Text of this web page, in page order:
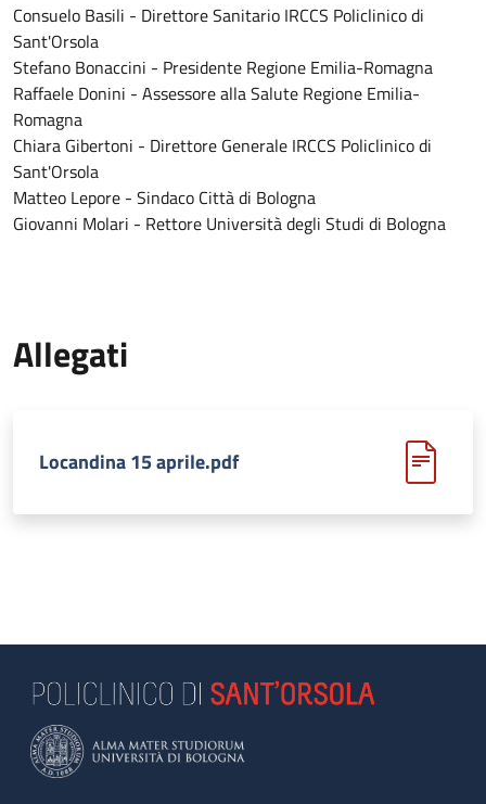
Consuelo Basili - Direttore Sanitario IRCCS Policlinico di
Sant'Orsola
Stefano Bonaccini - Presidente Regione Emilia-Romagna
Raffaele Donini - Assessore alla Salute Regione Emilia-
Romagna
Chiara Gibertoni - Direttore Generale IRCCS Policlinico di
Sant'Orsola
Matteo Lepore - Sindaco Città di Bologna
Giovanni Molari - Rettore Università degli Studi di Bologna
Allegati
Locandina 15 aprile.pdf